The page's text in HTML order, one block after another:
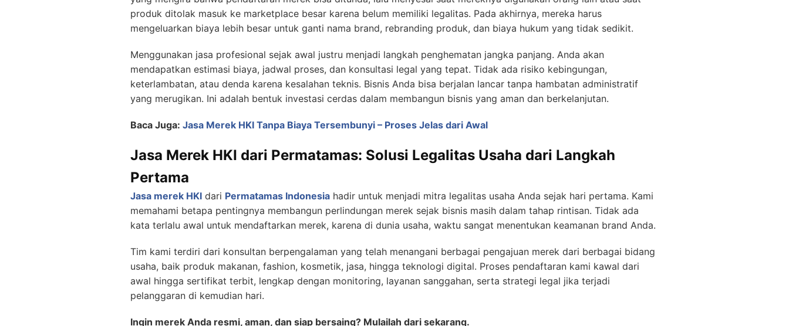
produk ditolak masuk ke marketplace besar karena belum memiliki legalitas. Pada akhirnya, mereka harus
mengeluarkan biaya lebih besar untuk ganti nama brand, rebranding produk, dan biaya hukum yang tidak sedikit.
Menggunakan jasa profesional sejak awal justru menjadi langkah penghematan jangka panjang. Anda akan
mendapatkan estimasi biaya, jadwal proses, dan konsultasi legal yang tepat. Tidak ada risiko kebingungan,
keterlambatan, atau denda karena kesalahan teknis. Bisnis Anda bisa berjalan lancar tanpa hambatan administratif
yang merugikan. Ini adalah bentuk investasi cerdas dalam membangun bisnis yang aman dan berkelanjutan.
Baca Juga: Jasa Merek HKI Tanpa Biaya Tersembunyi – Proses Jelas dari Awal
Jasa Merek HKI dari Permatamas: Solusi Legalitas Usaha dari Langkah
Pertama
Jasa merek HKI dari Permatamas Indonesia hadir untuk menjadi mitra legalitas usaha Anda sejak hari pertama. Kami
memahami betapa pentingnya membangun perlindungan merek sejak bisnis masih dalam tahap rintisan. Tidak ada
kata terlalu awal untuk mendaftarkan merek, karena di dunia usaha, waktu sangat menentukan keamanan brand Anda.
Tim kami terdiri dari konsultan berpengalaman yang telah menangani berbagai pengajuan merek dari berbagai bidang
usaha, baik produk makanan, fashion, kosmetik, jasa, hingga teknologi digital. Proses pendaftaran kami kawal dari
awal hingga sertifikat terbit, lengkap dengan monitoring, layanan sanggahan, serta strategi legal jika terjadi
pelanggaran di kemudian hari.
Ingin merek Anda resmi, aman, dan siap bersaing? Mulailah dari sekarang.